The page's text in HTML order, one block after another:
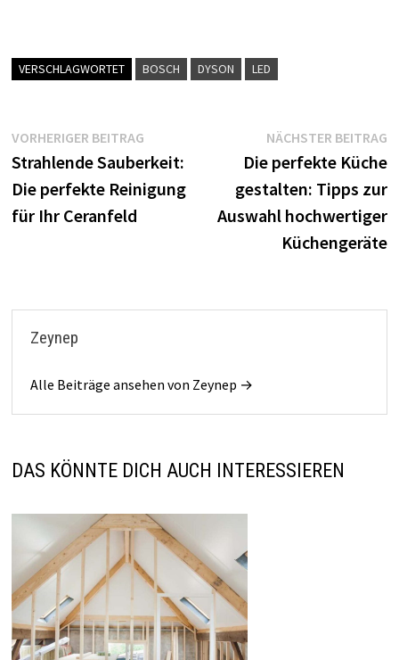
VERSCHLAGWORTET BOSCH DYSON LED
Beitragsnavigation
VORHERIGER BEITRAGVorheriger
Beitrag:
Strahlende Sauberkeit:
Die perfekte Reinigung
für Ihr Ceranfeld
NÄCHSTER BEITRAG
Die perfekte Küche
gestalten: Tipps zur
Auswahl hochwertiger
Küchengeräte
Zeynep
Alle Beiträge ansehen von Zeynep →
DAS KÖNNTE DICH AUCH INTERESSIEREN